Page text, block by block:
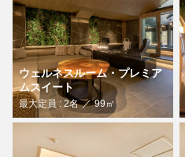
ウェルネスルーム・プレミア
ムスイート
最大定員 : 2名 99㎡